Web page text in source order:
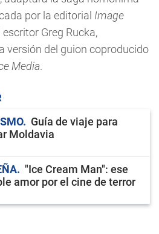
por la editorial Image
escritor Greg Rucka,
versión del guion coproducido
Media.
Guía de viaje para
Moldavia
"Ice Cream Man": ese
amor por el cine de terror